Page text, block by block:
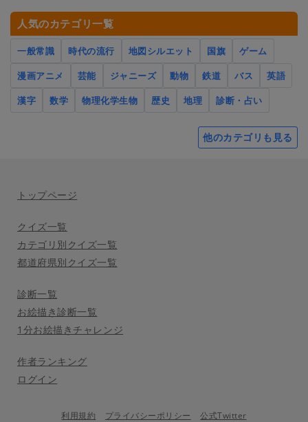
人気のカテゴリ一覧
一般常識 時代の流行 地図シルエット 国旗
ゲーム
漫画アニメ
芸能 ジャニーズ 動物 鉄道 バス
英語
漢字
数学 物理化学生物 歴史 地理 診断・占い
他のカテゴリも見る
トップページ
クイズ一覧
カテゴリ別クイズ一覧
都道府県別クイズ一覧
診断一覧
お絵描き診断一覧
1分お絵描きチャレンジ
作者ランキング
ログイン
利用規約 プライバシーポリシー 公式Twitter